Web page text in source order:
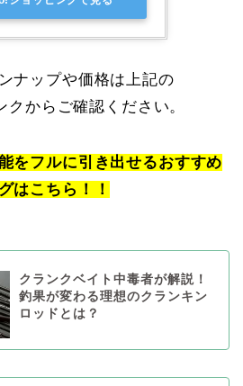
ナップや価格は上記の
からご確認ください。
をフルに引き出せるおすすめ
はこちら！！
クランクベイト中毒者が解説！
釣果が変わる理想のクランキン
ロッドとは？